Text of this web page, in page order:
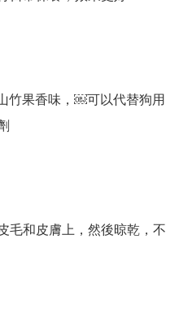
竹果香味，￼可以代替狗用
毛和皮膚上，然後晾乾，不